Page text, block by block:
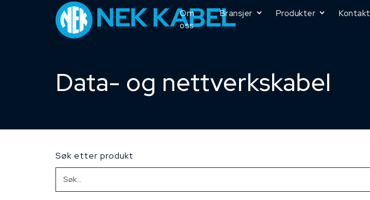
Om
oss
Bransjer Produkter Kontakt
Data- og nettverkskabel
Søk etter produkt